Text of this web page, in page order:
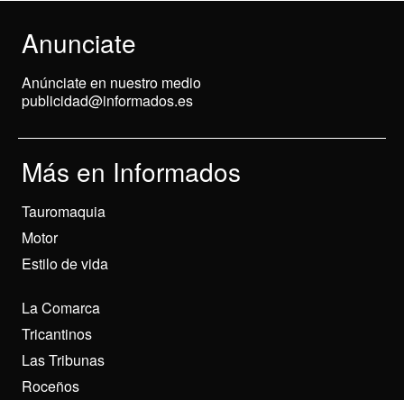
Anunciate
Anúnciate en nuestro medio
publicidad@informados.es
Más en Informados
Tauromaquia
Motor
Estilo de vida
La Comarca
Tricantinos
Las Tribunas
Roceños